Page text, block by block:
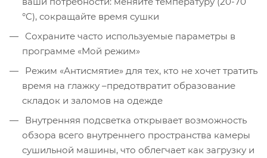
°C), сокращайте время сушки
Сохраните часто используемые параметры в
программе «Мой режим»
Режим «Антисмятие» для тех, кто не хочет тратить
время на глажку –предотвратит образование
складок и заломов на одежде
Внутренняя подсветка открывает возможность
обзора всего внутреннего пространства камеры
сушильной машины, что облегчает как загрузку и